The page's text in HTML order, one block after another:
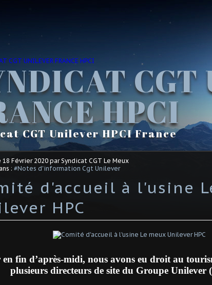
HPCI
CGT Unilever HPCI France
18 Février 2020 par Syndicat CGT Le Meux
: #Notes d'information Cgt Unilever
d'accueil à l'usine
HPC
fin d’après-midi, nous avons eu droit au
plusieurs directeurs de site du Groupe Unilever